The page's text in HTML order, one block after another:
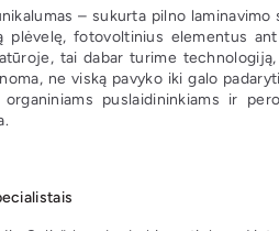
– sukurta pilno
plėvelę, fotovoltinius elementus
tai dabar turime
ne viską pavyko iki galo
organiniams puslaidininkiams ir